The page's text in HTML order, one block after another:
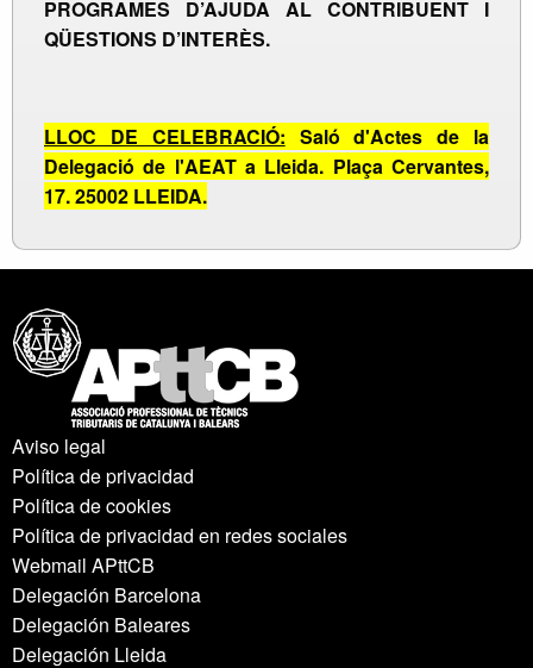
PROGRAMES D’AJUDA AL CONTRIBUENT I
QÜESTIONS D’INTERÈS.
LLOC DE CELEBRACIÓ: Saló d'Actes de la
Delegació de l'AEAT a Lleida. Plaça Cervantes,
17. 25002 LLEIDA.
Aviso legal
Política de privacidad
Política de cookies
Política de privacidad en redes sociales
Webmail APttCB
Delegación Barcelona
Delegación Baleares
Delegación Lleida